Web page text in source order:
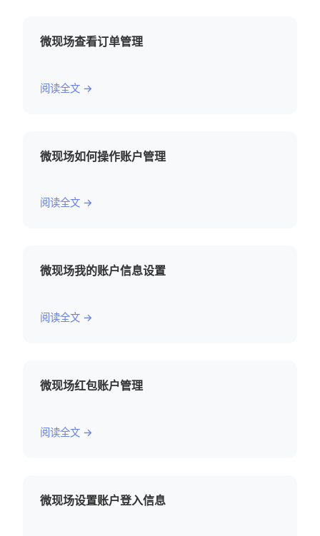
微现场查看订单管理
阅读全文 →
微现场如何操作账户管理
阅读全文 →
微现场我的账户信息设置
阅读全文 →
微现场红包账户管理
阅读全文 →
微现场设置账户登入信息